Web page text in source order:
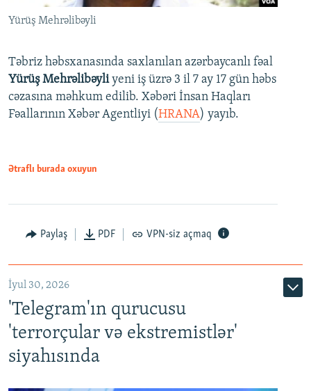
Yürüş Mehrəlibəyli
Təbriz həbsxanasında saxlanılan azərbaycanlı fəal
Yürüş Mehrəlibəyliyeni iş üzrə 3 il 7 ay 17 gün həbs
cəzasına məhkum edilib. Xəbəri İnsan Haqları
Fəallarının Xəbər Agentliyi (HRANA) yayıb.
Ətraflı burada oxuyun
Paylaş PDF VPN-siz açmaq
İyul 30, 2026
'Telegram'ın qurucusu
'terrorçular və ekstremistlər'
siyahısında